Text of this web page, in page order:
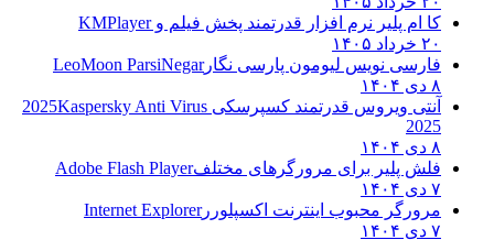
کا ام پلیر نرم افزار قدرتمند پخش فیلم وKMPlayer
فارسی نویس لیومون پارسی نگارLeoMoon ParsiNegar
آنتی ویروس قدرتمند کسپرسکی 2025Kaspersky Anti Virus
2025
فلش پلیر برای مرورگرهای مختلفAdobe Flash Player
مرورگر محبوب اینترنت اکسپلوررInternet Explorer